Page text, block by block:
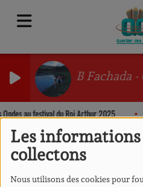
Les informations
collectons
Nous utilisons des cookies pour
B Fachada
Ondes au festival du Roi Arthur 2025